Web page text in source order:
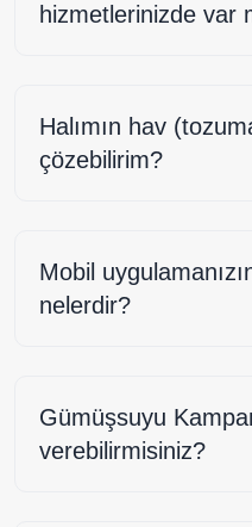
hizmetlerinizde var
Halımın hav
çözebilirim?
Mobil
nelerdir?
Gümüşsuyu
verebilirmisiniz?